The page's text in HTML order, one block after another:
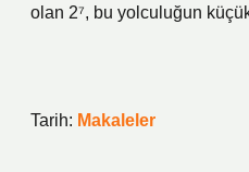
olan 2⁷, bu yolculuğun
Tarih: Makaleler